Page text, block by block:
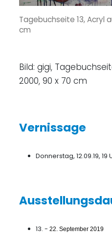
Tagebuchseite 13, Acryl
cm
Bild: gigi,
2000, 90 x 70 cm
Vernissage
Donnerstag, 12.09.19, 19
13. -22. September 2019